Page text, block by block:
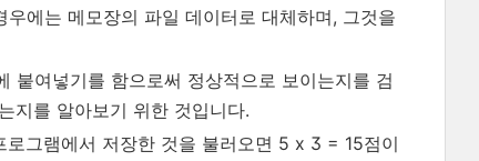
에는 메모장의 파일 데이터로 대체하며, 그것을
붙여넣기를 함으로써 정상적으로 보이는지를 검
지를 알아보기 위한 것입니다.
그램에서 저장한 것을 불러오면 5 x 3 = 15점이